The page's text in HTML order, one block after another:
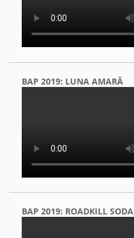
BAP 2019: LUNA AMARĂ
BAP 2019: ROADKILL SODA